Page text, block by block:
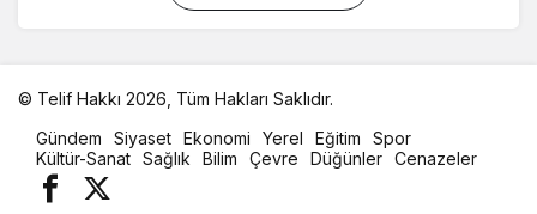
© Telif Hakkı 2026, Tüm Hakları Saklıdır.
oto
kiralama
parça
eşya
Gündem Siyaset Ekonomi Yerel Eğitim
Spor
Kültür-Sanat Sağlık Bilim Çevre Düğünler Cenazeler